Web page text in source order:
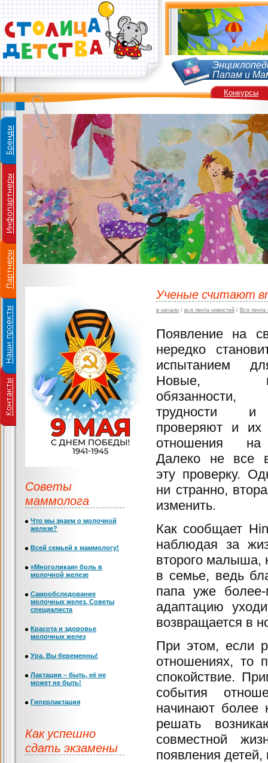
Папам и
Ученые считают
в начало / вся лента новостей / Вся лента
Появление на
нередко
испытанием
Новые,
трудности и
проверяют и
отношения на
Далеко не все
эту проверку.
ни странно,
изменить.
Как сообщает
наблюдая за
второго малыша,
в семье, ведь
папа уже
адаптацию
возвращается в
При этом, если
отношениях, то
спокойствие.
события
начинают более
решать
совместной
появления детей,
Советы
маммолога
Что мы знаем о молочной
железе?
Всей семьей к маммологу!
«Многоликая» боль в
молочной железе
Самообследование
молочных желез. Советы
специалиста
Красота и здоровье
молочных желез
Ура, Вы беременны!
Лактации – быть, её не
может не быть!
Гиперлактация
Как успешно
сдать экзамены
Конкурсы